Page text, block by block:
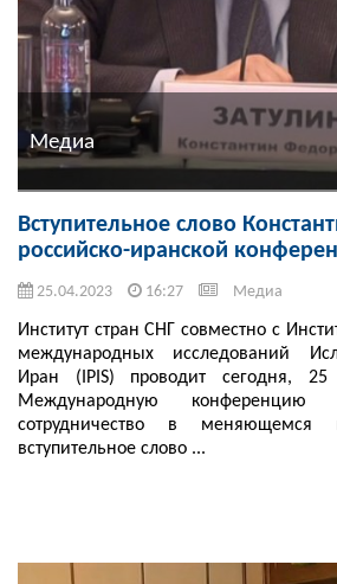
Медиа
Вступительное слово
российско-иранской
25.04.2023 16:27 Медиа
Институт стран СНГ совместно с
международных исследований
Иран (IPIS) проводит сегодня,
Международную конференцию
сотрудничество в меняющемся
вступительное слово ...